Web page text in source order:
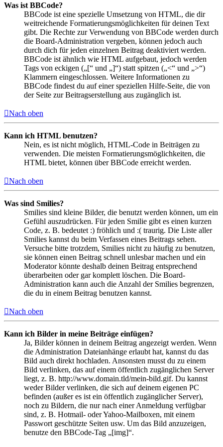
Was ist BBCode?
BBCode ist eine spezielle Umsetzung von HTML, die dir
weitreichende Formatierungsmöglichkeiten für deinen Text
gibt. Die Rechte zur Verwendung von BBCode werden durch
die Board-Administration vergeben, können jedoch auch
durch dich für jeden einzelnen Beitrag deaktiviert werden.
BBCode ist ähnlich wie HTML aufgebaut, jedoch werden
Tags von eckigen („[“ und „]“) statt spitzen („<“ und „>“)
Klammern eingeschlossen. Weitere Informationen zu
BBCode findest du auf einer speziellen Hilfe-Seite, die von
der Seite zur Beitragserstellung aus zugänglich ist.
Nach oben
Kann ich HTML benutzen?
Nein, es ist nicht möglich, HTML-Code in Beiträgen zu
verwenden. Die meisten Formatierungsmöglichkeiten, die
HTML bietet, können über BBCode erreicht werden.
Nach oben
Was sind Smilies?
Smilies sind kleine Bilder, die benutzt werden können, um ein
Gefühl auszudrücken. Für jeden Smilie gibt es einen kurzen
Code, z. B. bedeutet :) fröhlich und :( traurig. Die Liste aller
Smilies kannst du beim Verfassen eines Beitrags sehen.
Versuche bitte trotzdem, Smilies nicht zu häufig zu benutzen,
sie können einen Beitrag schnell unlesbar machen und ein
Moderator könnte deshalb deinen Beitrag entsprechend
überarbeiten oder gar komplett löschen. Die Board-
Administration kann auch die Anzahl der Smilies begrenzen,
die du in einem Beitrag benutzen kannst.
Nach oben
Kann ich Bilder in meine Beiträge einfügen?
Ja, Bilder können in deinem Beitrag angezeigt werden. Wenn
die Administration Dateianhänge erlaubt hat, kannst du das
Bild auch direkt hochladen. Ansonsten musst du zu einem
Bild verlinken, das auf einem öffentlich zugänglichen Server
liegt, z. B. http://www.domain.tld/mein-bild.gif. Du kannst
weder Bilder verlinken, die sich auf deinem eigenen PC
befinden (außer es ist ein öffentlich zugänglicher Server),
noch zu Bildern, die nur nach einer Anmeldung verfügbar
sind, z. B. Hotmail- oder Yahoo-Mailboxen, mit einem
Passwort geschützte Seiten usw. Um das Bild anzuzeigen,
benutze den BBCode-Tag „[img]“.